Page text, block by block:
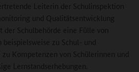
Leiterin der Schulinspektion
und Qualitätsentwicklung
Schulbehörde eine Fülle von
zu Schul- und
Kompetenzen von Schülerinnen und
Lernstandserhebungen.